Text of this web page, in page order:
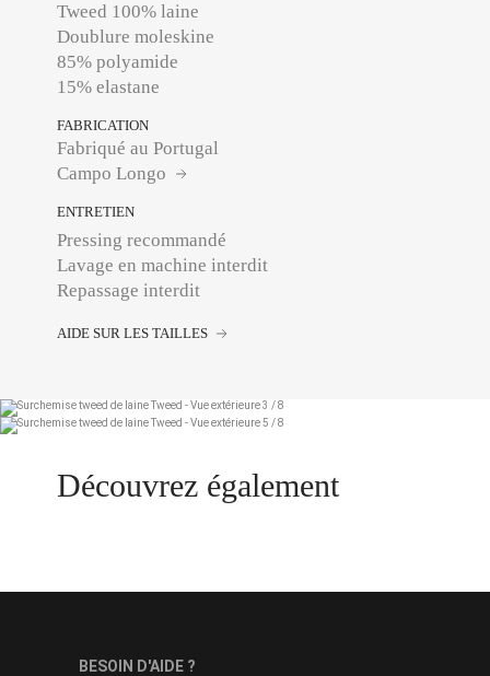
Tweed 100% laine
Doublure moleskine
85% polyamide
15% elastane
FABRICATION
Fabriqué au Portugal
Campo Longo
ENTRETIEN
Pressing recommandé
Lavage en machine interdit
Repassage interdit
AIDE SUR LES TAILLES
Découvrez également
BESOIN D'AIDE ?